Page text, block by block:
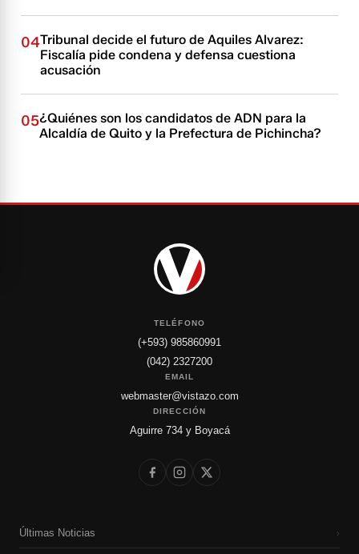
04Tribunal decide el futuro de Aquiles Alvarez:
Fiscalía pide condena y defensa cuestiona
acusación
05¿Quiénes son los candidatos de ADN para la
Alcaldía de Quito y la Prefectura de Pichincha?
TELÉFONO
(+593) 985860991
(042) 2327200
EMAIL
webmaster@vistazo.com
DIRECCIÓN
Aguirre 734 y Boyacá
Últimas Noticias ›